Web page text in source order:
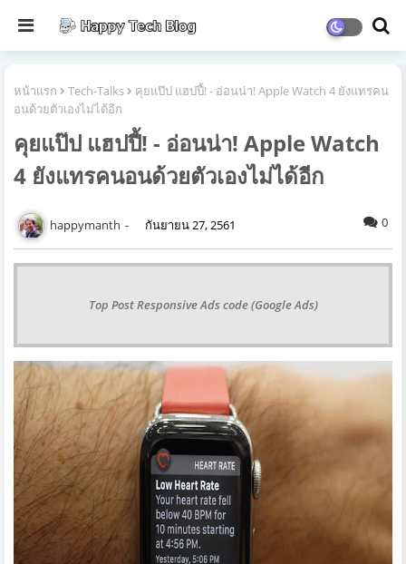
หน้าแรก Tech-Talks
คุยแป๊ป แฮปปี้! - อ่อนน่า! Apple Watch 4 ยังแทรคน
อนด้วยตัวเองไม่ได้อีก
คุยแป๊ป แฮปปี้! - อ่อนน่า! Apple Watch
4 ยังแทรคนอนด้วยตัวเองไม่ได้อีก
happymanth กันยายน 27, 2561 0
Top Post Responsive Ads code (Google Ads)